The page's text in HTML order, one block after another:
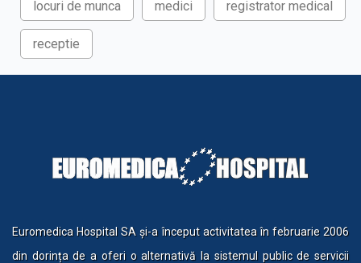
locuri de munca medici registrator medical
receptie
Euromedica Hospital SA și-a început activitatea în februarie 2006
din dorința de a oferi o alternativă la sistemul public de servicii